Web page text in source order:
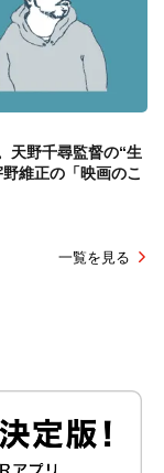
天野千尋監督の“生
維正の「映画のこ
一覧を見る